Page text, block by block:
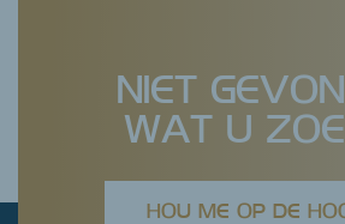
NIET
WAT U
HOU ME OP DE